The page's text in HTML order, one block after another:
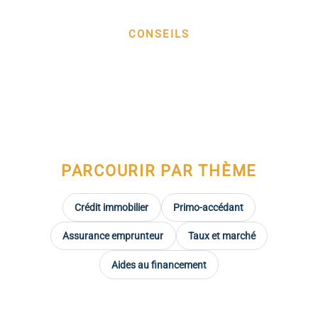
CONSEILS
PARCOURIR PAR THÈME
Crédit immobilier Primo-accédant
Assurance emprunteur Taux et marché
Aides au financement